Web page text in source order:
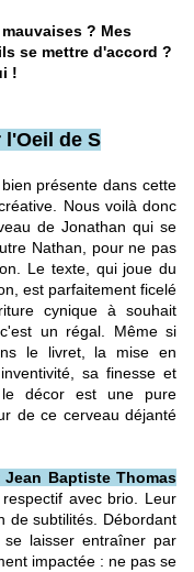
? Mes
se mettre d'accord ?
!
l'Oeil de S
présente dans cette
Nous voilà donc
de Jonathan qui se
Nathan, pour ne pas
Le texte, qui joue du
est parfaitement ficelé
cynique à souhait
un régal. Même si
le livret, la mise en
sa finesse et
décor est une pure
de ce cerveau déjanté
Baptiste Thomas
avec brio. Leur
de subtilités. Débordant
laisser entraîner par
impactée : ne pas se